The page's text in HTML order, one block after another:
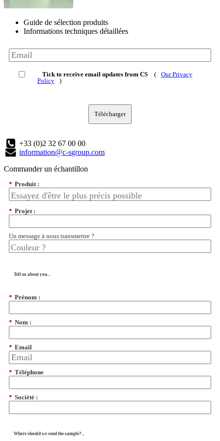
Guide de sélection produits
Informations techniques détaillées
Tick to receive email updates from CS (
Our Privacy
Policy
)
Télécharger
+33 (0)2 32 67 00 00
information@c-sgroup.com
Commander un échantillon
* Produit :
* Projet :
Un message à nous transmettre ?
Tell us about you...
* Prénom :
* Nom :
* Email
* Téléphone
* Société :
Where should we send the sample?...